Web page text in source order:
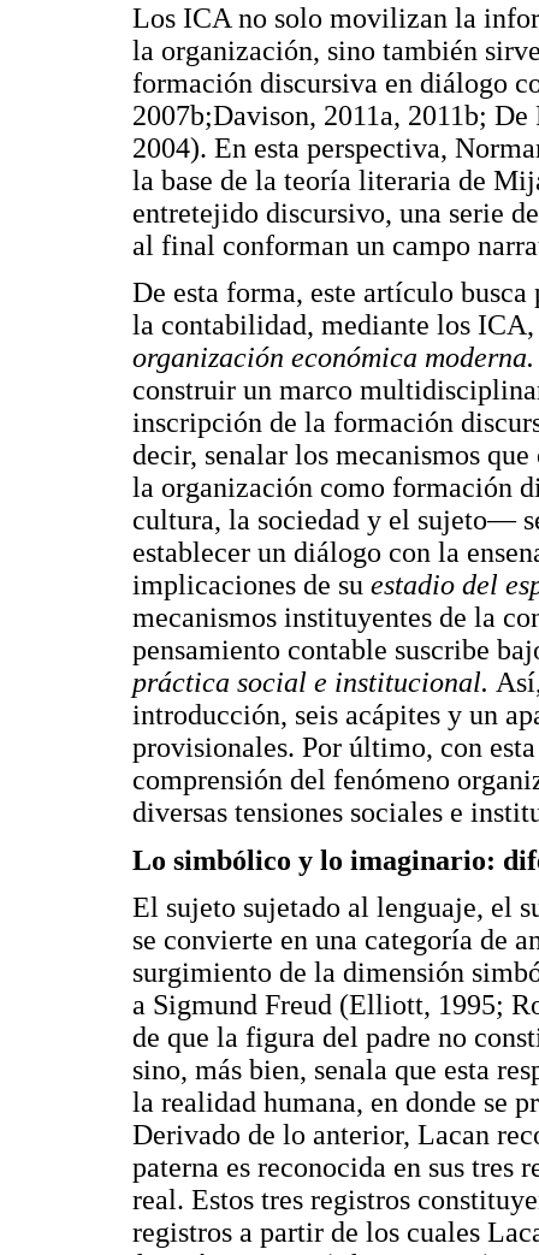
Los ICA no solo movilizan la
la organización, sino también
formación discursiva en diálogo
2007b;Davison, 2011a, 2011b;
2004). En esta perspectiva,
la base de la teoría literaria de
entretejido discursivo, una serie
al final conforman un campo
De esta forma, este artículo
la contabilidad, mediante los
organización económica
construir un marco
inscripción de la formación
decir, senalar los mecanismos
la organización como formación
cultura, la sociedad y el sujeto—
establecer un diálogo con la
implicaciones de su estadio del
mecanismos instituyentes de la
pensamiento contable suscribe
práctica social e institucional.
introducción, seis acápites y un
provisionales. Por último, con
comprensión del fenómeno
diversas tensiones sociales e
Lo simbólico y lo imaginario:
El sujeto sujetado al lenguaje, el
se convierte en una categoría de
surgimiento de la dimensión
a Sigmund Freud (Elliott, 1995;
de que la figura del padre no
sino, más bien, senala que esta
la realidad humana, en donde se
Derivado de lo anterior, Lacan
paterna es reconocida en sus
real. Estos tres registros
registros a partir de los cuales